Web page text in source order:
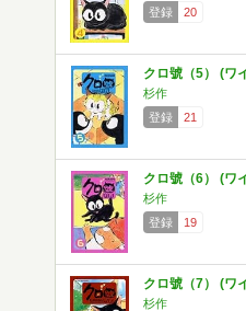
登録
20
クロ號（5） (ワ
杉作
登録
21
クロ號（6） (ワ
杉作
登録
19
クロ號（7） (ワ
杉作